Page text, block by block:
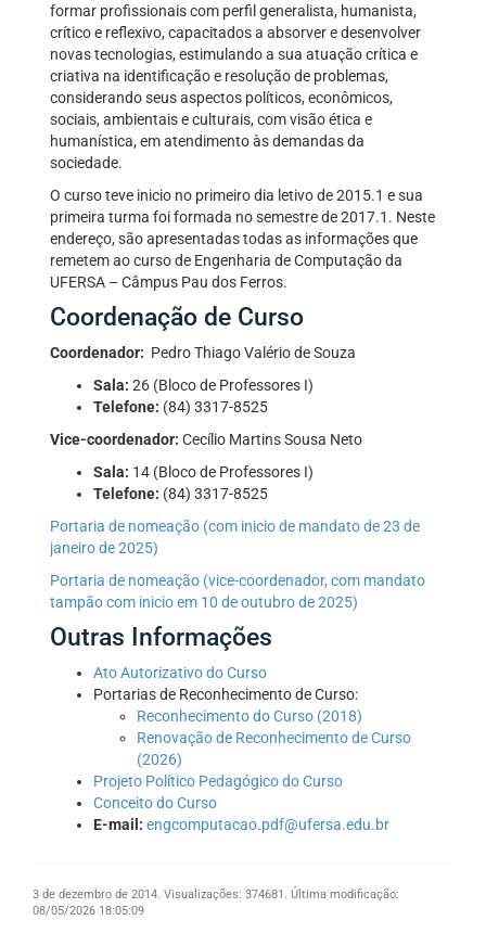
formar profissionais com perfil generalista, humanista,
crítico e reflexivo, capacitados a absorver e desenvolver
novas tecnologias, estimulando a sua atuação crítica e
criativa na identificação e resolução de problemas,
considerando seus aspectos políticos, econômicos,
sociais, ambientais e culturais, com visão ética e
humanística, em atendimento às demandas da
sociedade.
O curso teve inicio no primeiro dia letivo de 2015.1 e sua
primeira turma foi formada no semestre de 2017.1. Neste
endereço, são apresentadas todas as informações que
remetem ao curso de Engenharia de Computação da
UFERSA – Câmpus Pau dos Ferros.
Coordenação de Curso
Coordenador: Pedro Thiago Valério de Souza
Sala: 26 (Bloco de Professores I)
Telefone: (84) 3317-8525
Vice-coordenador: Cecílio Martins Sousa Neto
Sala: 14 (Bloco de Professores I)
Telefone: (84) 3317-8525
Portaria de nomeação (com inicio de mandato de 23 de
janeiro de 2025)
Portaria de nomeação (vice-coordenador, com mandato
tampão com inicio em 10 de outubro de 2025)
Outras Informações
Ato Autorizativo do Curso
Portarias de Reconhecimento de Curso:
Reconhecimento do Curso (2018)
Renovação de Reconhecimento de Curso
(2026)
Projeto Político Pedagógico do Curso
Conceito do Curso
E-mail: engcomputacao.pdf@ufersa.edu.br
3 de dezembro de 2014. Visualizações: 374681. Última modificação:
08/05/2026 18:05:09